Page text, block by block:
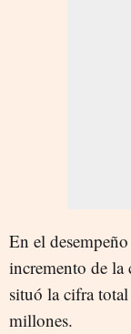
En el
incremento de la
situó la cifra
millones.